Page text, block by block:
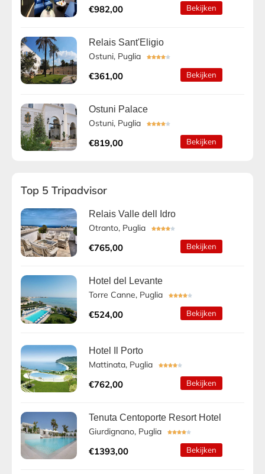
€982,00 Bekijken
Relais Sant'Eligio
Ostuni, Puglia 
€361,00 Bekijken
Ostuni Palace
Ostuni, Puglia 
€819,00 Bekijken
Top 5 Tripadvisor
Relais Valle dell Idro
Otranto, Puglia 
€765,00 Bekijken
Hotel del Levante
Torre Canne, Puglia 
€524,00 Bekijken
Hotel Il Porto
Mattinata, Puglia 
€762,00 Bekijken
Tenuta Centoporte Resort Hotel
Giurdignano, Puglia 
€1393,00 Bekijken